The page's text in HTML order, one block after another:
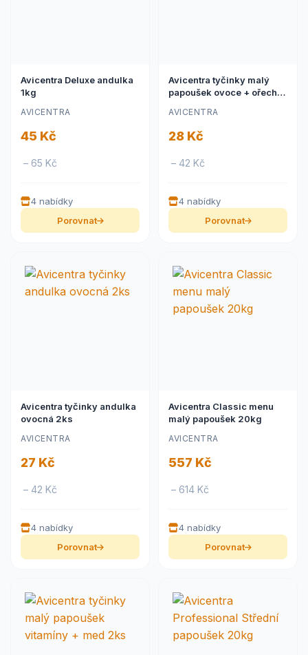
Avicentra Deluxe andulka
1kg
AVICENTRA
45 Kč
– 65 Kč
4 nabídky
Porovnat
Avicentra tyčinky malý
papoušek ovoce + ořechy
AVICENTRA
28 Kč
– 42 Kč
4 nabídky
Porovnat
Avicentra tyčinky andulka
ovocná 2ks
AVICENTRA
27 Kč
– 42 Kč
4 nabídky
Porovnat
Avicentra Classic menu
malý papoušek 20kg
AVICENTRA
557 Kč
– 614 Kč
4 nabídky
Porovnat